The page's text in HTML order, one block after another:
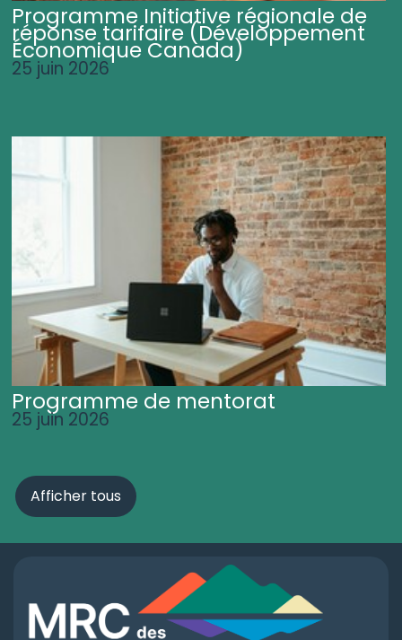
Programme Initiative régionale de
réponse tarifaire (Développement
Économique Canada)
25 juin 2026
Programme de mentorat
25 juin 2026
Afficher tous